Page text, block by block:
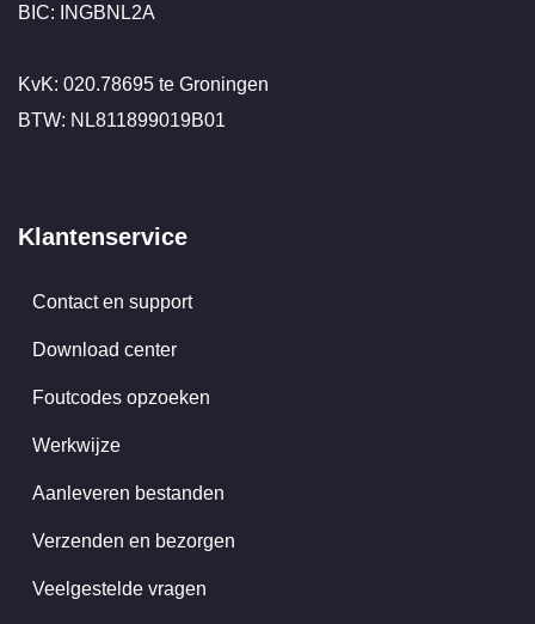
BIC: INGBNL2A
KvK: 020.78695 te Groningen
BTW: NL811899019B01
Klantenservice
Contact en support
Download center
Foutcodes opzoeken
Werkwijze
Aanleveren bestanden
Verzenden en bezorgen
Veelgestelde vragen